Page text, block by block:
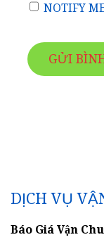
NOTIFY
DỊCH VỤ
Báo Giá Vận